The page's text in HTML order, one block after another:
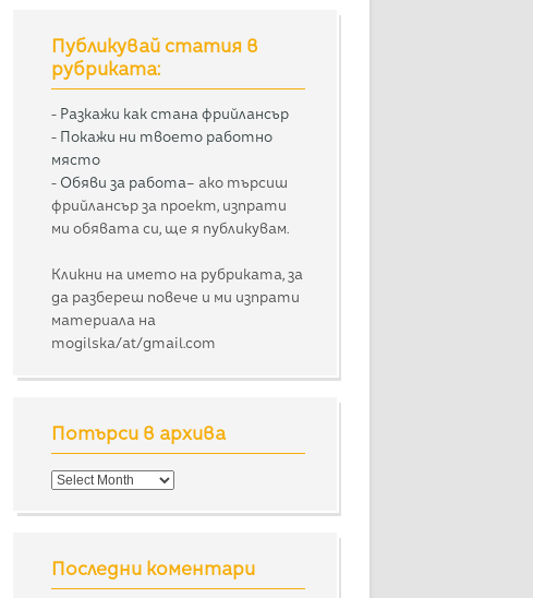
Публикувай статия в
рубриката:
- Разкажи как стана фрийлансър
- Покажи ни твоето работно
място
- Обяви за работа– ако търсиш
фрийлансър за проект, изпрати
ми обявата си, ще я публикувам.
Кликни на името на рубриката, за
да разбереш повече и ми изпрати
материала на
mogilska/at/gmail.com
Потърси в архива
Потърси
Последни коментари